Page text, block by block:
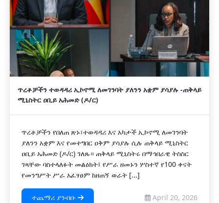
ጥረቶቻችን ተወዳዳሪ ኢኮኖሚ ለመገንባት ያለንን አቋም ያሳያሉ -ጠቅላይ
ሚኒስትር ዐቢይ አሕመድ (ዶ/ር)
ጥረቶቻችን የበለጠ ጽኑ፣ተወዳዳሪ እና አካታች ኢኮኖሚ ለመገንባት
ያለንን አቋም እና የመተግበር ዐቅም ያሳያሉ ሲሉ ጠቅላይ ሚኒስትር
ዐቢይ አሕመድ (ዶ/ር) ገለጹ። ጠቅላይ ሚኒስትሩ በማኅበራዊ ትስስር
ገጻቸው ባስተላለፉት መልዕክት፤ የሥራ ዘመኑን ሦስተኛ የ100 ቀናት
የመንግሥት ሥራ አፈፃፀም ከዘጠኝ ወራት [...]
ተጨማሪ ያንብቡ April 20, 2026